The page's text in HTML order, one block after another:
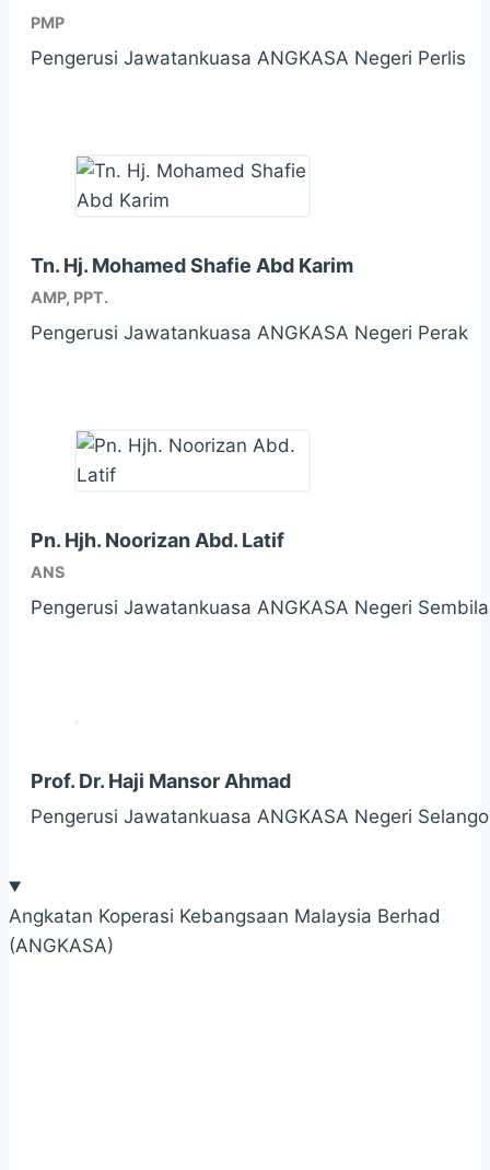
PMP
Pengerusi Jawatankuasa ANGKASA Negeri Perlis
Tn. Hj. Mohamed Shafie Abd Karim
AMP, PPT.
Pengerusi Jawatankuasa ANGKASA Negeri Perak
Pn. Hjh. Noorizan Abd. Latif
ANS
Pengerusi Jawatankuasa ANGKASA Negeri
Prof. Dr. Haji Mansor Ahmad
Pengerusi Jawatankuasa ANGKASA Negeri
Angkatan Koperasi Kebangsaan Malaysia Berhad
(ANGKASA)